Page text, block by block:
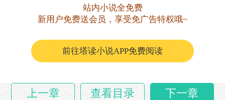
相反楚……
站内小说全免费
新用户免费送会员，享受免广告特权哦~
前往塔读小说APP免费阅读
上一章 查看目录 下一章